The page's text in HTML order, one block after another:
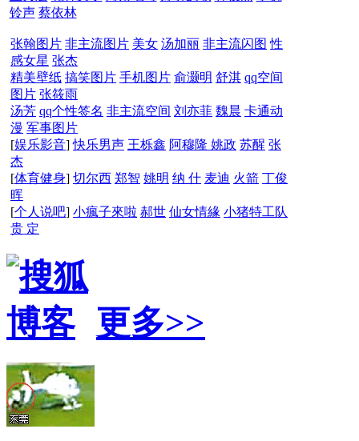
铃声 蔡依林
张翰图片 非主流图片 美女 汤加丽 非主流闪图 性
感女星 张杰
精美壁纸 搞笑图片 手机图片 俞灏明 舒淇 qq空间
图片 张筱雨
汤芳 qq个性签名 非主流空间 刘亦菲 魏晨 卡通动
漫 军事图片
[娱乐影音]快乐男声 王栎鑫 阿穆隆 姚政 苏醒 张
杰
[体育健身] 切尔西 郑智 姚明 纳 什 麦迪 火箭 丁俊
晖
[个人说吧] 小瘋子來啦 郝世 仙女情緣 小猪特工队
贵 定
更多>>